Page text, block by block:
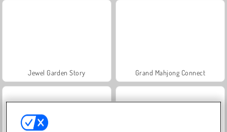
Jewel Garden Story Grand Mahjong Connect